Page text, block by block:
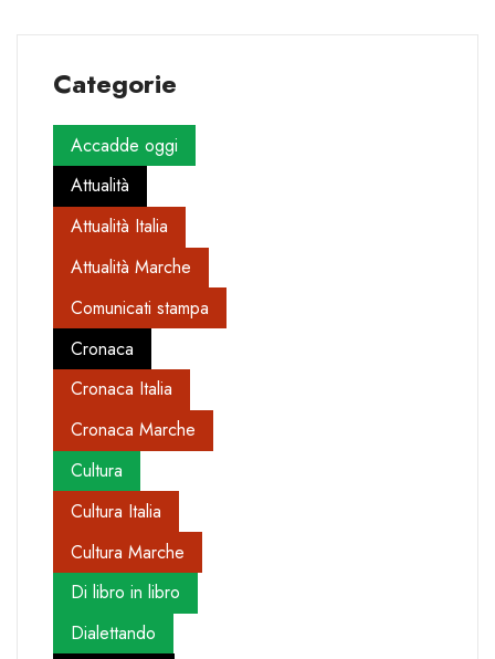
Categorie
Accadde oggi
Attualità
Attualità Italia
Attualità Marche
Comunicati stampa
Cronaca
Cronaca Italia
Cronaca Marche
Cultura
Cultura Italia
Cultura Marche
Di libro in libro
Dialettando